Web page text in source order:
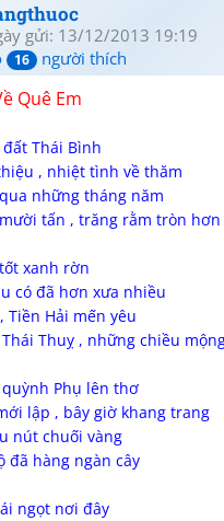
gửi: 13/12/2013 19:19
16 người thích
Quê Em
Thái Bình
, nhiệt tình về thăm
những tháng năm
tấn , trăng rằm tròn hơn
xanh rờn
có đã hơn xưa nhiều
Tiền Hải mến yêu
Thuỵ , những chiều
Phụ lên thơ
lập , bây giờ khang trang
nút chuối vàng
đã hàng ngàn cây
ngọt nơi đây